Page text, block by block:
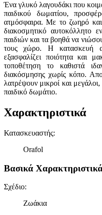
Ένα γλυκό λαγουδάκι που
παιδικού δωματίου,
ατμόσφαιρα. Με το ζωηρό
διακοσμητικό αυτοκόλλητο
παιδιών και τα βοηθά να
τους χώρο. Η κατασκευή
εξασφαλίζει ποιότητα και
τοποθέτηση το καθιστά
διακόσμησης χωρίς κόπο.
λατρέψουν μικροί και
παιδικό δωμάτιο.
Χαρακτηριστικά
Κατασκευαστής:
Orafol
Βασικά
Σχέδιο:
Ζωάκια